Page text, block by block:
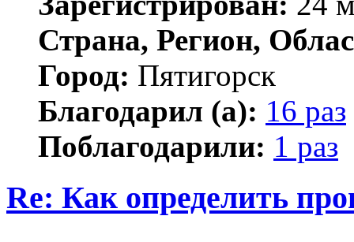
Страна, Регион,
Город: Пятигорск
Благодарил (а): 16 раз
Поблагодарили: 1 раз
Re: Как определить